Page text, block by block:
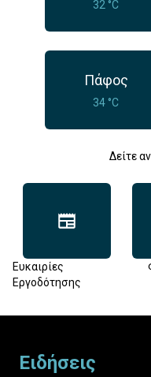
32 °C
Πάφος
34 °C
Δείτε
Ευκαιρίες
Εργοδότησης
Ειδήσεις